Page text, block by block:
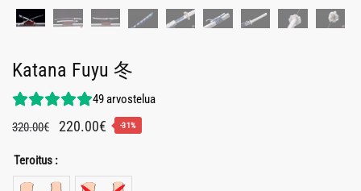
Katana Fuyu 冬
49arvostelua
320.00€
Alkuperäinen
220.00€ Nykyinen
-31%
Teroitus :